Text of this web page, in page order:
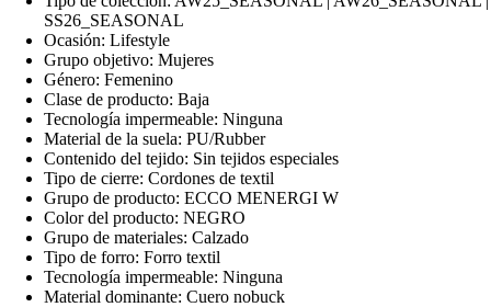
SS26_SEASONAL
Ocasión: Lifestyle
Grupo objetivo: Mujeres
Género: Femenino
Clase de producto: Baja
Tecnología impermeable: Ninguna
Material de la suela: PU/Rubber
Contenido del tejido: Sin tejidos especiales
Tipo de cierre: Cordones de textil
Grupo de producto: ECCO MENERGI W
Color del producto: NEGRO
Grupo de materiales: Calzado
Tipo de forro: Forro textil
Tecnología impermeable: Ninguna
Material dominante: Cuero nobuck